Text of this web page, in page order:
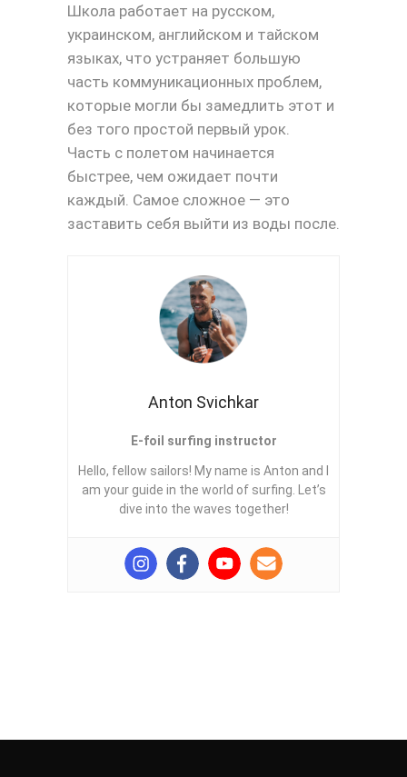
Школа работает на русском,
украинском, английском и тайском
языках, что устраняет большую
часть коммуникационных проблем,
которые могли бы замедлить этот и
без того простой первый урок.
Часть с полетом начинается
быстрее, чем ожидает почти
каждый. Самое сложное — это
заставить себя выйти из воды после.
Anton Svichkar
E-foil surfing instructor
Hello, fellow sailors! My name is Anton and I
am your guide in the world of surfing. Let’s
dive into the waves together!